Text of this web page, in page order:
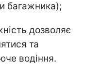
багажника);
дозволяє
та
водіння.